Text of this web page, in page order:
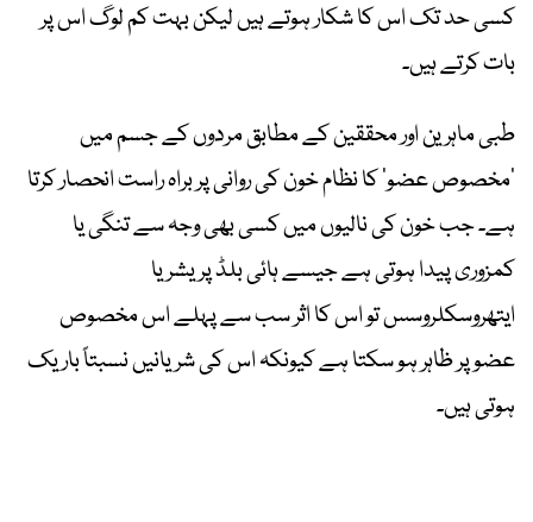
کسی حد تک اس کا شکار ہوتے ہیں لیکن بہت کم لوگ اس پر
بات کرتے ہیں۔
طبی ماہرین اور محققین کے مطابق مردوں کے جسم میں
’مخصوص عضو‘ کا نظام خون کی روانی پر براہ راست انحصار کرتا
ہے۔ جب خون کی نالیوں میں کسی بھی وجہ سے تنگی یا
کمزوری پیدا ہوتی ہے جیسے ہائی بلڈ پریشر یا
ایتھروسکلروسس تو اس کا اثر سب سے پہلے اس مخصوص
عضو پر ظاہر ہو سکتا ہے کیونکہ اس کی شریانیں نسبتاً باریک
ہوتی ہیں۔